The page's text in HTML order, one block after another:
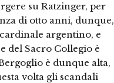
su Ratzinger, per
di otto anni, dunque,
argentino, e
del Sacro Collegio è
è dunque alta,
volta gli scandali